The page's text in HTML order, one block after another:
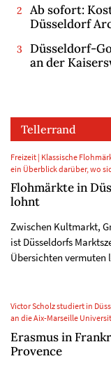
Ab sofort:
Düsseldorf
Düsseldorf-
an der
Tellerrand
Freizeit | Klassische
ein Überblick darüber, wo
Flohmärkte in
lohnt
Zwischen Kultmarkt,
ist Düsseldorfs
Übersichten
Victor Scholz studiert in
an die Aix-Marseille
Erasmus in
Provence